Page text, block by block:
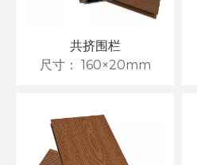
共挤围栏
尺寸： 160×20mm